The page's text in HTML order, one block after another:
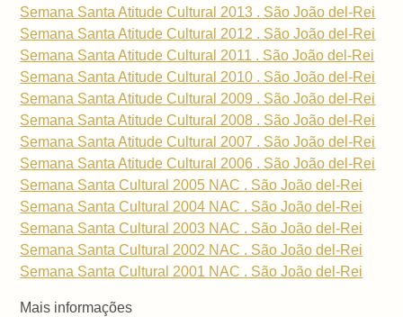
Semana Santa Atitude Cultural 2013 . São João del-Rei
Semana Santa Atitude Cultural 2012 . São João del-Rei
Semana Santa Atitude Cultural 2011 . São João del-Rei
Semana Santa Atitude Cultural 2010 . São João del-Rei
Semana Santa Atitude Cultural 2009 . São João del-Rei
Semana Santa Atitude Cultural 2008 . São João del-Rei
Semana Santa Atitude Cultural 2007 . São João del-Rei
Semana Santa Atitude Cultural 2006 . São João del-Rei
Semana Santa Cultural 2005 NAC . São João del-Rei
Semana Santa Cultural 2004 NAC . São João del-Rei
Semana Santa Cultural 2003 NAC . São João del-Rei
Semana Santa Cultural 2002 NAC . São João del-Rei
Semana Santa Cultural 2001 NAC . São João del-Rei
Mais informações